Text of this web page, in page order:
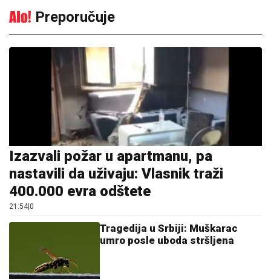
Preporučuje
Izazvali požar u apartmanu, pa
nastavili da uživaju: Vlasnik traži
400.000 evra odštete
21:54 0
Tragedija u Srbiji: Muškarac
umro posle uboda stršljena